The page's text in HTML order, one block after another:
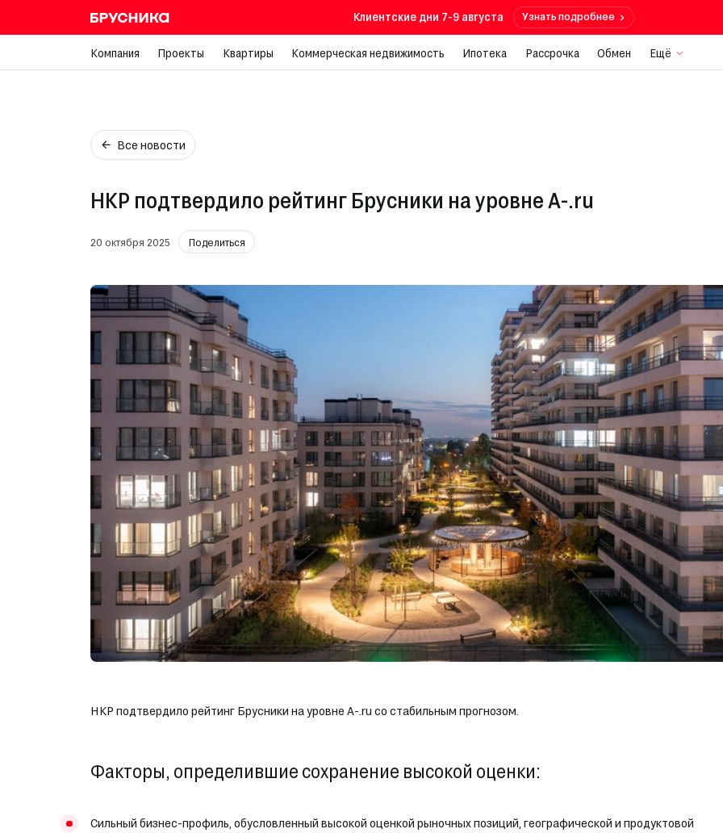
Клиентские дни 7-9 августа Узнать подробнее
Компания Проекты Квартиры Коммерческая недвижимость Ипотека Рассрочка Обмен Ещё
Все новости
НКР подтвердило рейтинг Брусники на уровне A-.ru
20 октября 2025 Поделиться
НКР подтвердило рейтинг Брусники на уровне A-.ru со стабильным прогнозом.
Факторы, определившие сохранение высокой оценки:
Сильный бизнес-профиль, обусловленный высокой оценкой рыночных позиций, географической и продуктовой